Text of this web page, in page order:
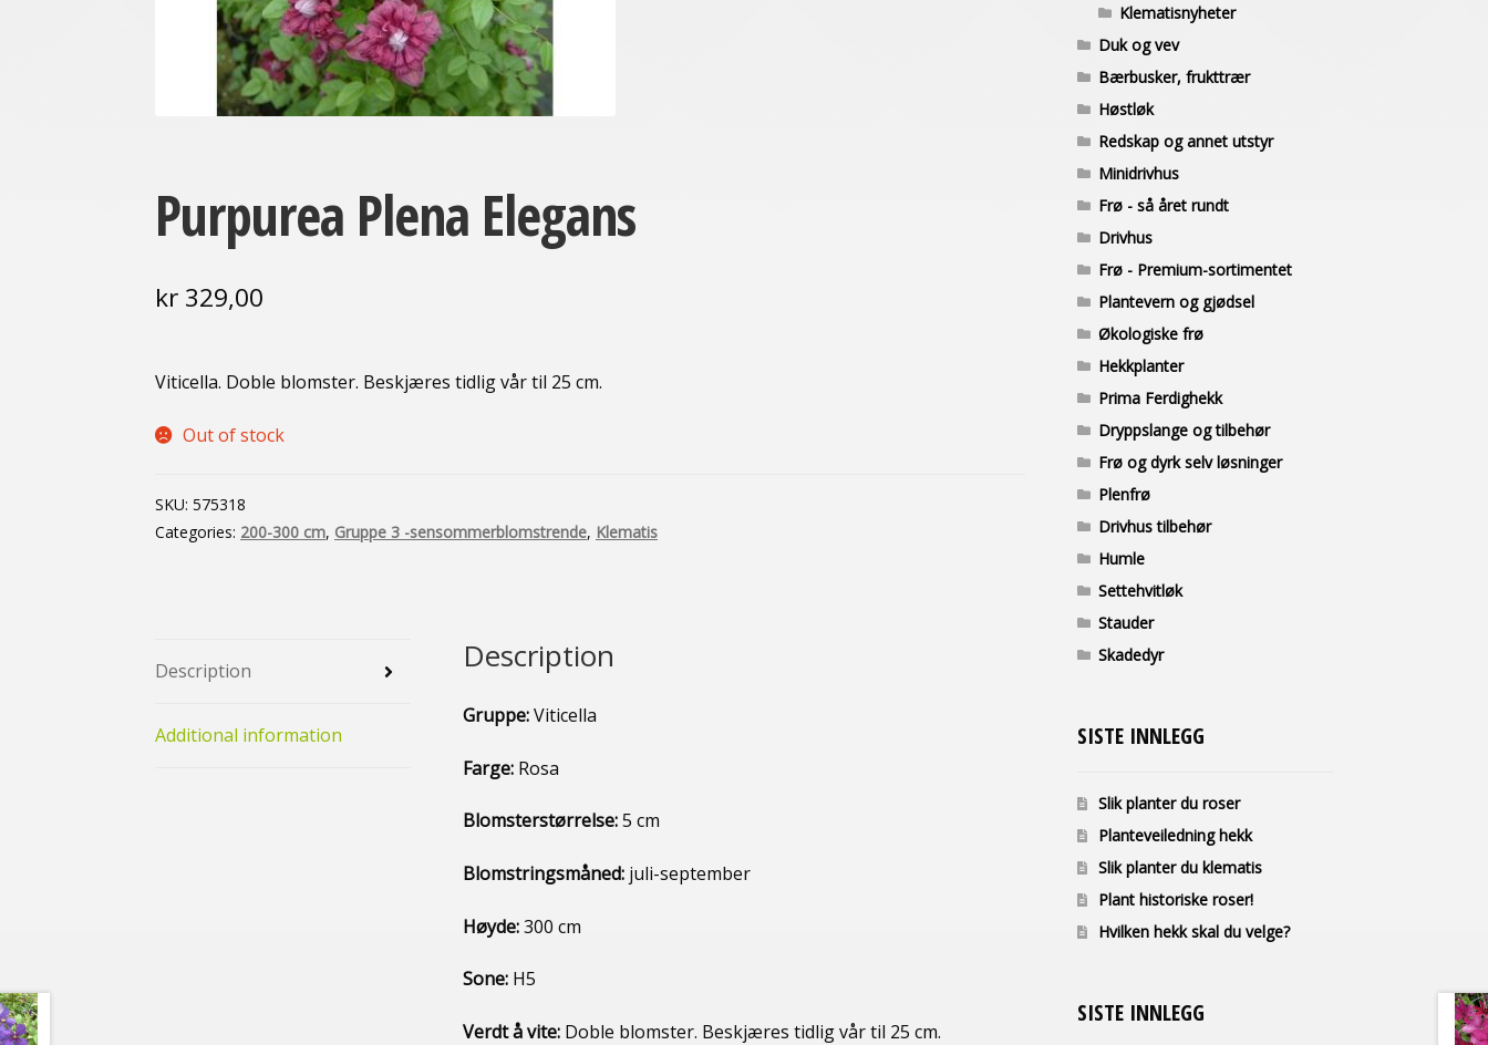
Purpurea Plena Elegans
kr 329,00
Viticella. Doble blomster. Beskjæres tidlig vår til 25 cm.
Out of stock
SKU: 575318
Categories: 200-300 cm, Gruppe 3 -sensommerblomstrende, Klematis
Description
Additional information
Description
Gruppe:Viticella
Farge: Rosa
Blomsterstørrelse:5 cm
Blomstringsmåned: juli-september
Høyde:300 cm
Sone: H5
Verdt å vite: Doble blomster. Beskjæres tidlig vår til 25 cm.
Klematisnyheter
Duk og vev
Bærbusker, frukttrær
Høstløk
Redskap og annet utstyr
Minidrivhus
Frø - så året rundt
Drivhus
Frø - Premium-sortimentet
Plantevern og gjødsel
Økologiske frø
Hekkplanter
Prima Ferdighekk
Dryppslange og tilbehør
Frø og dyrk selv løsninger
Plenfrø
Drivhus tilbehør
Humle
Settehvitløk
Stauder
Skadedyr
SISTE INNLEGG
Slik planter du roser
Planteveiledning hekk
Slik planter du klematis
Plant historiske roser!
Hvilken hekk skal du velge?
SISTE INNLEGG